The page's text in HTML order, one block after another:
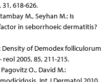
618-626.
M., Seyhan M.: Is
in seborrhoeic dermatitis?
Density of Demodex folliculorum
2005, 85, 211-215.
O., David M.: